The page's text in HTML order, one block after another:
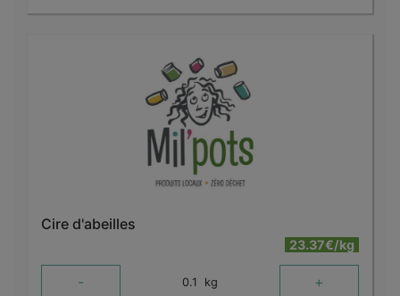
Cire d'abeilles
23.37€/kg
- 0.1 kg +